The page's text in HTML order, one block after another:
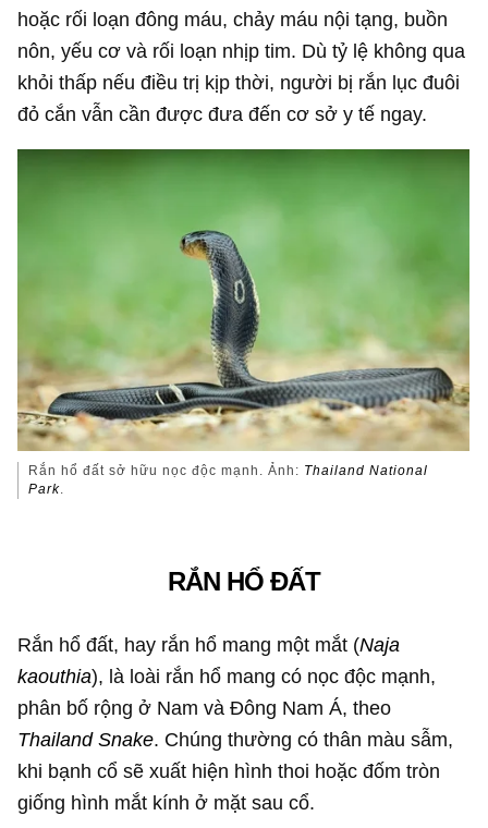
hoặc rối loạn đông máu, chảy máu nội tạng, buồn
nôn, yếu cơ và rối loạn nhịp tim. Dù tỷ lệ không qua
khỏi thấp nếu điều trị kịp thời, người bị rắn lục đuôi
đỏ cắn vẫn cần được đưa đến cơ sở y tế ngay.
Rắn hổ đất sở hữu nọc độc mạnh. Ảnh: Thailand National
Park.
RẮN HỔ ĐẤT
Rắn hổ đất, hay rắn hổ mang một mắt (Naja
kaouthia), là loài rắn hổ mang có nọc độc mạnh,
phân bố rộng ở Nam và Đông Nam Á, theo
Thailand Snake. Chúng thường có thân màu sẫm,
khi bạnh cổ sẽ xuất hiện hình thoi hoặc đốm tròn
giống hình mắt kính ở mặt sau cổ.